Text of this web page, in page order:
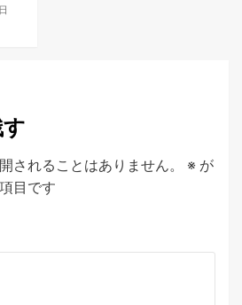
されることはありません。 ※ が
目です